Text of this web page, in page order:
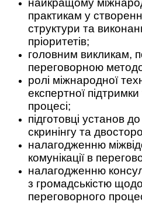
найкращому
практикам у
структури та
пріоритетів;
головним викликам,
переговорною
ролі міжнародної
експертної
процесі;
підготовці установ
скринінгу та
налагодженню
комунікації в
налагодженню
з громадськістю
переговорного